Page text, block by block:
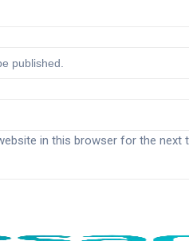
in this browser for the next